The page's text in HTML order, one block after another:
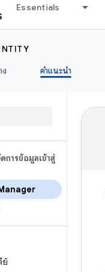
Essentials
คำแนะนำ
การข้อมูลเข้าสู่
ย์